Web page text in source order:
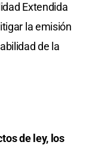
Extendida
la emisión
de la
de ley, los